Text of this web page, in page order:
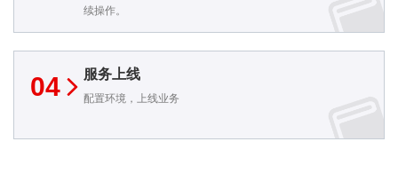
续操作。
服务上线
配置环境，上线业务
04